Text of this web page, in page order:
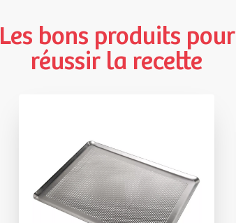
Les bons produits pour
réussir la recette